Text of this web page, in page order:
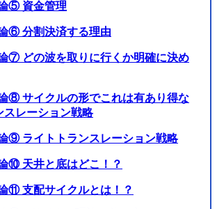
⑤ 資金管理
⑥ 分割決済する理由
⑦ どの波を取りに行くか明確に決め
⑧ サイクルの形でこれは有あり得な
スレーション戦略
⑨ ライトトランスレーション戦略
⑩ 天井と底はどこ！？
⑪ 支配サイクルとは！？